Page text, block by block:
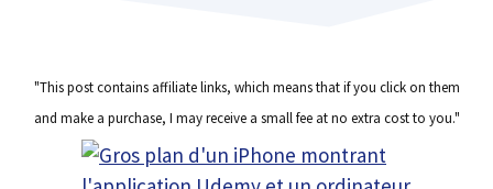
"This post contains affiliate links, which means that if you click on them
and make a purchase, I may receive a small fee at no extra cost to you."